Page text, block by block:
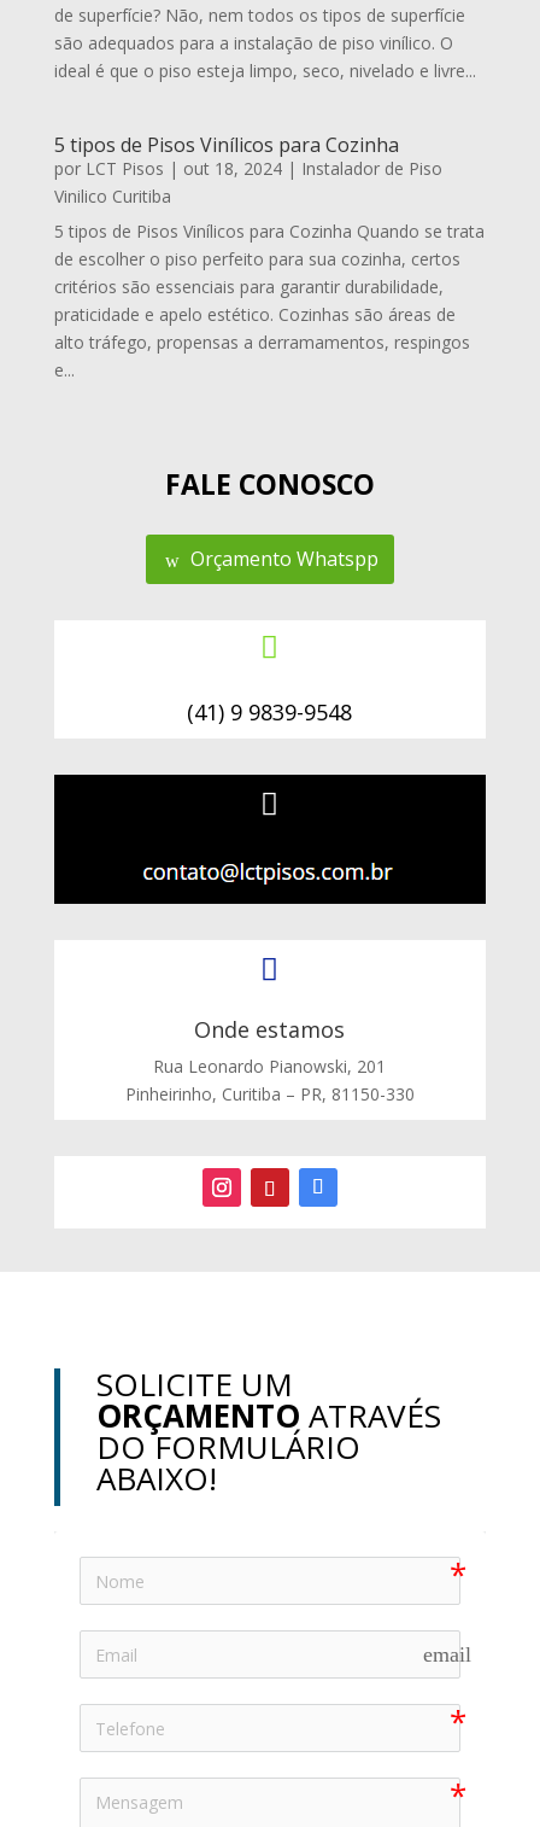
de superfície? Não, nem todos os tipos de superfície
são adequados para a instalação de piso vinílico. O
ideal é que o piso esteja limpo, seco, nivelado e livre...
5 tipos de Pisos Vinílicos para Cozinha
por LCT Pisos | out 18, 2024| Instalador de Piso
Vinilico Curitiba
5 tipos de Pisos Vinílicos para Cozinha Quando se trata
de escolher o piso perfeito para sua cozinha, certos
critérios são essenciais para garantir durabilidade,
praticidade e apelo estético. Cozinhas são áreas de
alto tráfego, propensas a derramamentos, respingos
e...
FALE CONOSCO
Orçamento Whatspp

(41) 9 9839-9548


Onde estamos
Rua Leonardo Pianowski, 201
Pinheirinho, Curitiba – PR, 81150-330
SOLICITE UM
ORÇAMENTO ATRAVÉS
DO FORMULÁRIO
ABAIXO!
email